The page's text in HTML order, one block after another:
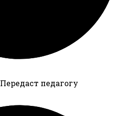
Передаст педагогу